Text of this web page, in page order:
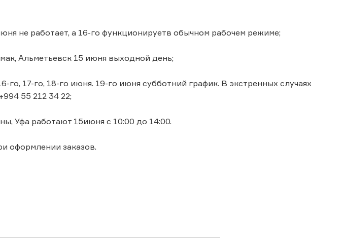
не работает, а 16-го функционируетв обычном рабочем режиме;
Альметьевск 15 июня выходной день;
го, 17-го, 18-го июня. 19-го июня субботний график. В экстренных случаях
55 212 34 22;
Уфа работают 15июня с 10:00 до 14:00.
оформлении заказов.